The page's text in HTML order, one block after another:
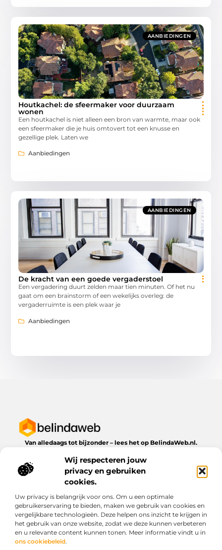
Wij respecteren jouw
privacy en gebruiken
cookies.
Uw privacy is belangrijk voor ons. Om u een optimale
gebruikerservaring te bieden, maken we gebruik van cookies en
vergelijkbare technologieën. Deze helpen ons inzicht te krijgen in
het gebruik van onze website, zodat we deze kunnen verbeteren
en u relevante content kunnen tonen. Meer informatie vindt u in
ons cookiebeleid.
AANBIEDINGEN
Houtkachel: de sfeermaker voor duurzaam
wonen
Een houtkachel is niet alleen een bron van warmte, maar ook
een sfeermaker die je huis omtovert tot een knusse en
gezellige plek. Laten we
Aanbiedingen
AANBIEDINGEN
De kracht van een goede vergaderstoel
Een vergadering duurt zelden maar tien minuten. Of het nu
gaat om een brainstorm of een wekelijks overleg: de
vergaderruimte is een plek waar je
Aanbiedingen
Van alledaags tot bijzonder – lees het op BelindaWeb.nl.
dagelijks leven te bieden heeft.
Bericht categorie
Onze informatie